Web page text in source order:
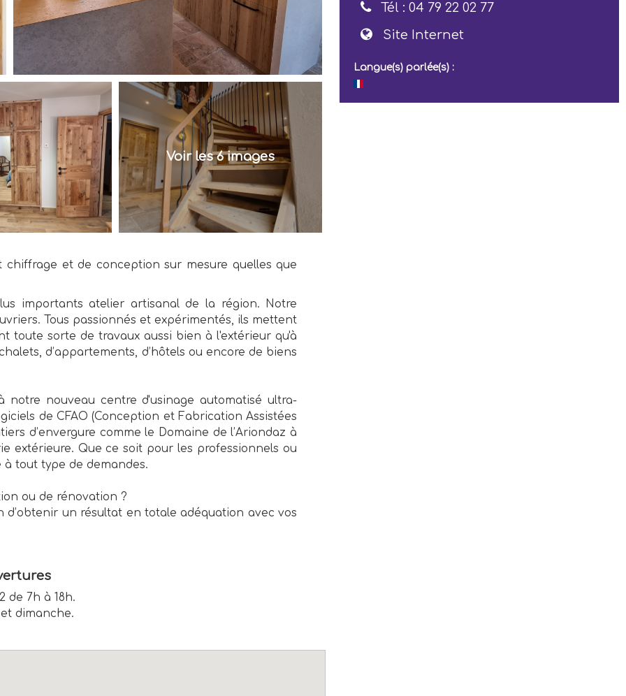
Voir les 6 images
chiffrage et de conception sur mesure quelles que
importants atelier artisanal de la région. Notre
Tous passionnés et expérimentés, ils mettent
toute sorte de travaux aussi bien à l'extérieur qu'à
d’appartements, d’hôtels ou encore de biens
nouveau centre d'usinage automatisé ultra-
de CFAO (Conception et Fabrication Assistées
d’envergure comme le Domaine de l’Ariondaz à
extérieure. Que ce soit pour les professionnels ou
tout type de demandes.
ou de rénovation ?
d’obtenir un résultat en totale adéquation avec vos
de 7h à 18h.
dimanche.
Tél : 04 79 22 02 77
Site Internet
Langue(s) parlée(s) :